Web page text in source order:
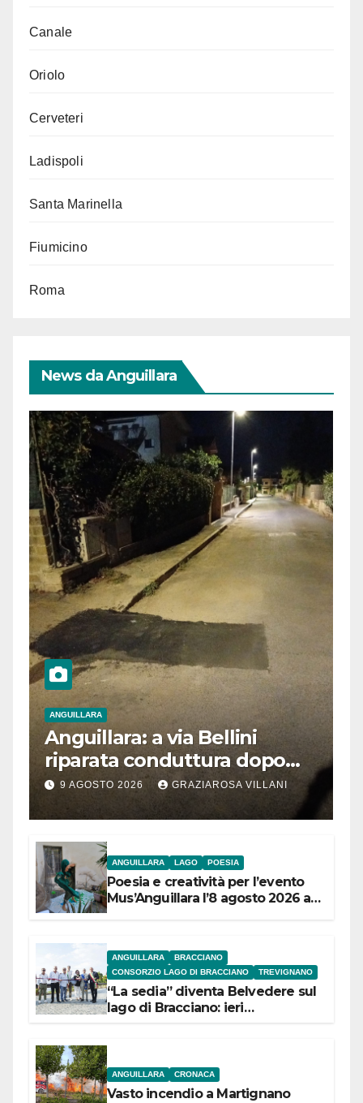
Canale
Oriolo
Cerveteri
Ladispoli
Santa Marinella
Fiumicino
Roma
News da Anguillara
ANGUILLARA
Anguillara: a via Bellini
riparata conduttura dopo
segnalazione IdD
9 AGOSTO 2026 GRAZIAROSA VILLANI
ANGUILLARA LAGO POESIA
Poesia e creatività per l’evento
Mus’Anguillara l’8 agosto 2026 al
ANGUILLARA
BRACCIANO
CONSORZIO LAGO DI BRACCIANO
TREVIGNANO
“La sedia” diventa Belvedere sul
lago di Bracciano: ieri
ANGUILLARA CRONACA
Vasto incendio a Martignano